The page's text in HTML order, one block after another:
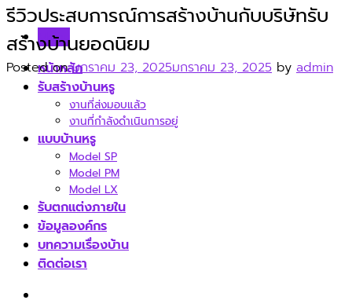
Menu
หน้าหลัก
รับสร้างบ้านหรู
งานที่ส่งมอบแล้ว
งานที่กำลังดำเนินการอยู่
แบบบ้านหรู
Model SP
Model PM
Model LX
รับตกแต่งภายใน
ข้อมูลองค์กร
บทความเรื่องบ้าน
ติดต่อเรา
รีวิวประสบการณ์การสร้างบ้านกับบริษัทรับ
สร้างบ้านยอดนิยม
Posted onมกราคม 23, 2025มกราคม 23, 2025 by admin